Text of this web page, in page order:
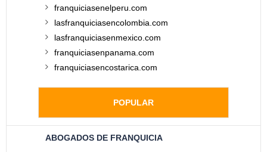
franquiciasenelperu.com
lasfranquiciasencolombia.com
lasfranquiciasenmexico.com
franquiciasenpanama.com
franquiciasencostarica.com
POPULAR
ABOGADOS DE FRANQUICIA